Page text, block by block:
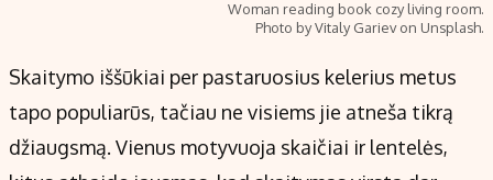
Turinio žymėjimo taisyklės
Kontaktai
Regionų naujienos
Woman reading book cozy living room.
Photo by Vitaly Gariev on Unsplash.
Skaitymo iššūkiai per pastaruosius kelerius metus
tapo populiarūs, tačiau ne visiems jie atneša tikrą
džiaugsmą. Vienus motyvuoja skaičiai ir lentelės,